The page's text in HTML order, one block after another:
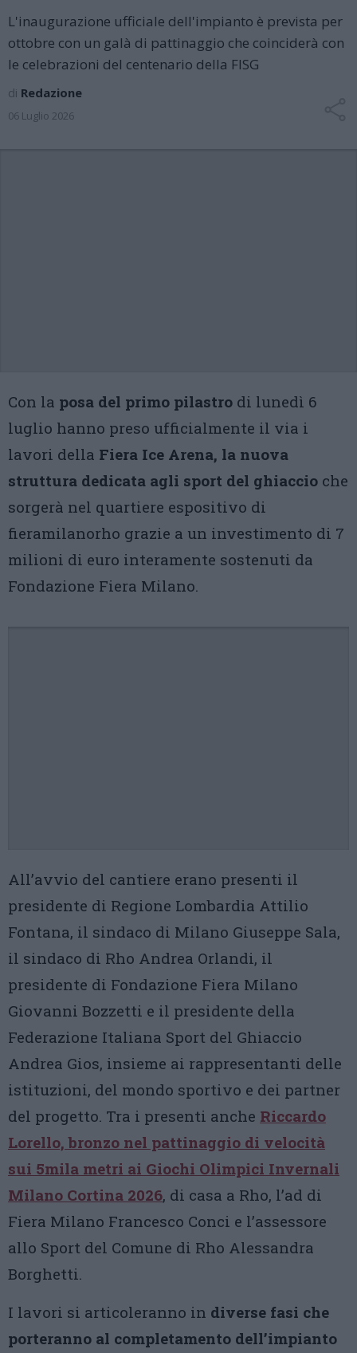
L'inaugurazione ufficiale dell'impianto è prevista per
ottobre con un galà di pattinaggio che coinciderà con
le celebrazioni del centenario della FISG
di Redazione
06 Luglio 2026
Con la posa del primo pilastro di lunedì 6
luglio hanno preso ufficialmente il via i
lavori della Fiera Ice Arena, la nuova
struttura dedicata agli sport del ghiaccio che
sorgerà nel quartiere espositivo di
fieramilanorho grazie a un investimento di 7
milioni di euro interamente sostenuti da
Fondazione Fiera Milano.
All’avvio del cantiere erano presenti il
presidente di Regione Lombardia Attilio
Fontana, il sindaco di Milano Giuseppe Sala,
il sindaco di Rho Andrea Orlandi, il
presidente di Fondazione Fiera Milano
Giovanni Bozzetti e il presidente della
Federazione Italiana Sport del Ghiaccio
Andrea Gios, insieme ai rappresentanti delle
istituzioni, del mondo sportivo e dei partner
del progetto. Tra i presenti anche Riccardo
Lorello, bronzo nel pattinaggio di velocità
sui 5mila metri ai Giochi Olimpici Invernali
Milano Cortina 2026, di casa a Rho, l’ad di
Fiera Milano Francesco Conci e l’assessore
allo Sport del Comune di Rho Alessandra
Borghetti.
I lavori si articoleranno in diverse fasi che
porteranno al completamento dell’impianto